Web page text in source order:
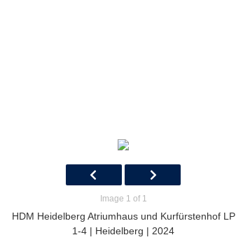
Image 1 of 1
HDM Heidelberg Atriumhaus und Kurfürstenhof LP
1-4 | Heidelberg | 2024